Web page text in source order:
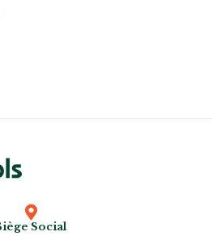
Social